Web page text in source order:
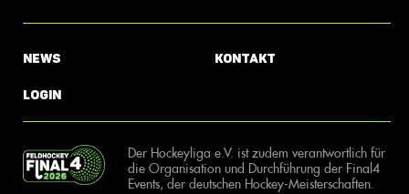
News
Login
Kontakt
Der Hockeyliga e.V. ist zudem verantwortlich für
die Organisation und Durchführung der Final4
Events, der deutschen Hockey-Meisterschaften.